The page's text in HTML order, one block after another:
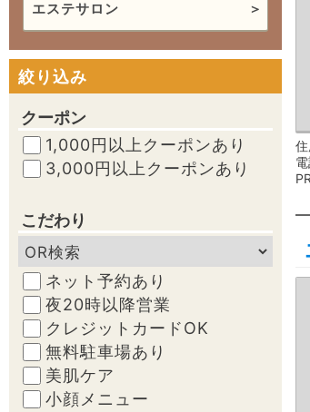
エステサロン
絞り込み
クーポン
1,000円以上クーポンあり
3,000円以上クーポンあり
こだわり
ネット予約あり
夜20時以降営業
クレジットカードOK
無料駐車場あり
美肌ケア
小顔メニュー
PR